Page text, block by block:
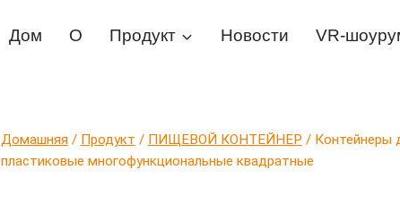
Дом О Продукт Новости VR-
Домашняя / Продукт / ПИЩЕВОЙ КОНТЕЙНЕР / Контейнеры
пластиковые многофункциональные квадратные